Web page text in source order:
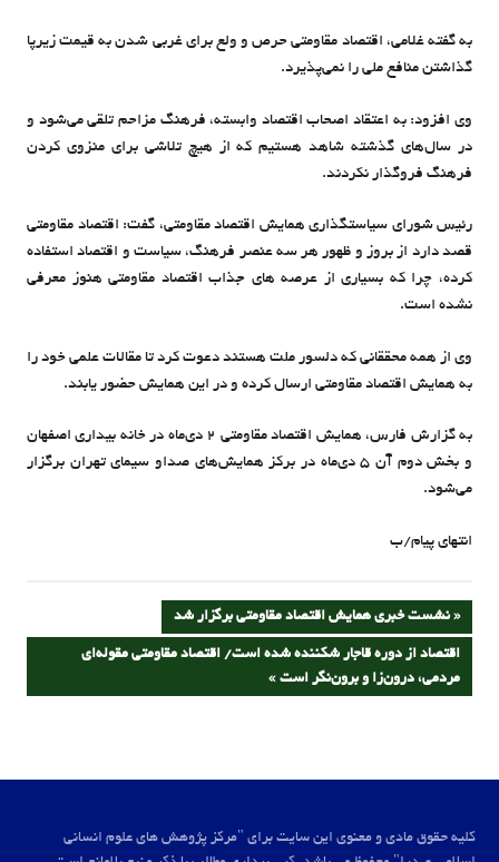
به گفته غلامی، اقتصاد مقاومتی حرص و ولع برای غربی شدن به قیمت زیرپا
گذاشتن منافع ملی را نمی‌پذیرد.
وی افزود: به اعتقاد اصحاب اقتصاد وابسته، فرهنگ مزاحم تلقی می‌شود و
در سال‌های گذشته شاهد هستیم که از هیچ تلاشی برای منزوی کردن
فرهنگ فروگذار نکردند.
رئیس شورای سیاستگذاری همایش اقتصاد مقاومتی، گفت: اقتصاد مقاومتی
قصد دارد از بروز و ظهور هر سه عنصر فرهنگ، سیاست و اقتصاد استفاده
کرده، چرا که بسیاری از عرصه های جذاب اقتصاد مقاومتی هنوز معرفی
نشده است.
وی از همه محققانی که دلسور ملت هستند دعوت کرد تا مقالات علمی خود را
به همایش اقتصاد مقاومتی ارسال کرده و در این همایش حضور یابند.
به گزارش فارس، همایش اقتصاد مقاومتی 2 دی‌ماه در خانه بیداری اصفهان
و بخش دوم آن 5 دی‌ماه در برکز همایش‌های صداو سیمای تهران برگزار
می‌شود.
انتهای پیام/ب
راهبری
نوشته
PREVIOUS
POST:
نشست خبری همایش اقتصاد مقاومتی برگزار شد
NEXT
POST:
اقتصاد از دوره قاجار شکننده شده است/ اقتصاد مقاومتی مقوله‌ای
مردمی، درون‌زا و برون‌نگر است
کلیه حقوق مادی و معنوی این سایت برای "مرکز پژوهش های علوم انسانی